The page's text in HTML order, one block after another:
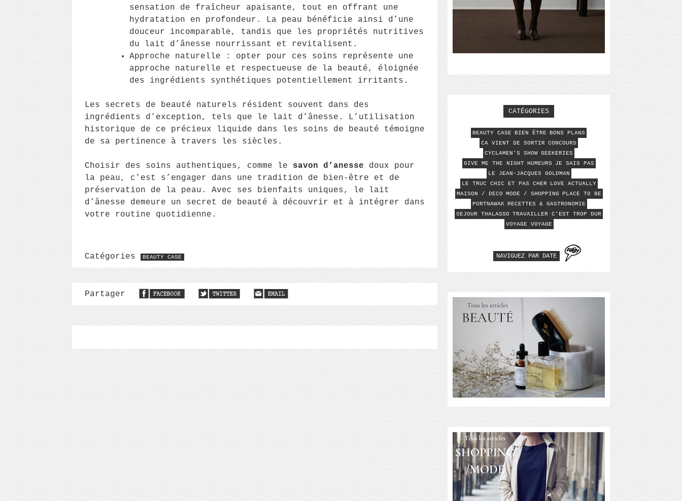
sensation de fraîcheur apaisante, tout en offrant une
hydratation en profondeur. La peau bénéficie ainsi d’une
douceur incomparable, tandis que les propriétés nutritives
du lait d’ânesse nourrissant et revitalisent.
Approche naturelle : opter pour ces soins représente une
approche naturelle et respectueuse de la beauté, éloignée
des ingrédients synthétiques potentiellement irritants.
Les secrets de beauté naturels résident souvent dans des
ingrédients d’exception, tels que le lait d’ânesse. L’utilisation
historique de ce précieux liquide dans les soins de beauté témoigne
de sa pertinence à travers les siècles.
Choisir des soins authentiques, comme le savon d’anesse doux pour
la peau, c’est s’engager dans une tradition de bien-être et de
préservation de la peau. Avec ses bienfaits uniques, le lait
d’ânesse demeure un secret de beauté à découvrir et à intégrer dans
votre routine quotidienne.
Catégories BEAUTY CASE
Partager
CATÉGORIES
BEAUTY CASE BIEN ÊTRE BONS PLANS
CA VIENT DE SORTIR CONCOURS
CYCLAMEN'S SHOW GEEKERIES
GIVE ME THE NIGHT HUMEURS
JE SAIS PAS
LE JEAN-JACQUES GOLDMAN
LE TRUC CHIC ET PAS CHER
LOVE ACTUALLY
MAISON / DECO MODE / SHOPPING PLACE TO BE
PORTNAWAK RECETTES & GASTRONOMIE
SEJOUR THALASSO TRAVAILLER C'EST TROP DUR
VOYAGE VOYAGE
NAVIGUEZ PAR DATE